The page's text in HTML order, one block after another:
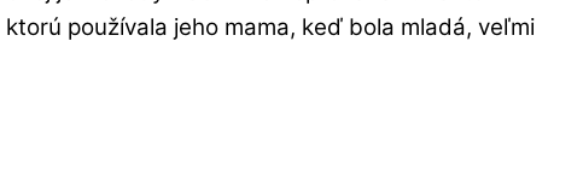
používala jeho mama, keď bola mladá, veľmi